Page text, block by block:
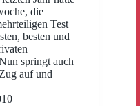
die
Test
besten und
springt auch
auf und